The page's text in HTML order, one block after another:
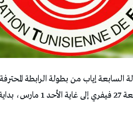
السابعة إياب من بطولة الرابطة
13:00.